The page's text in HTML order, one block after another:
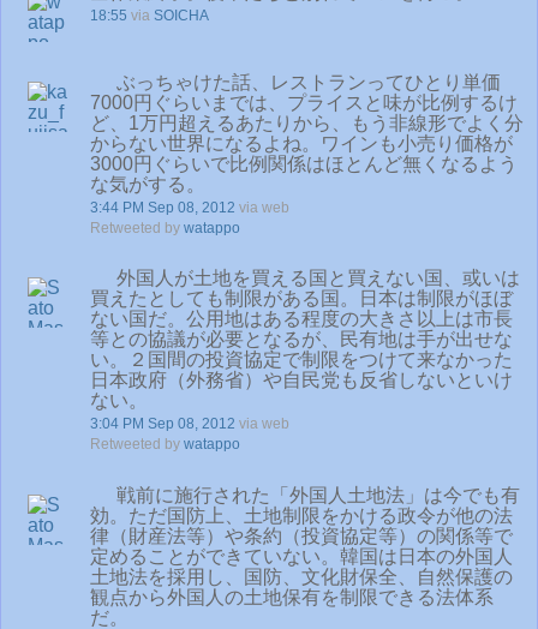
18:55 via SOICHA
ぶっちゃけた話、レストランってひとり単価
7000円ぐらいまでは、プライスと味が比例するけ
ど、1万円超えるあたりから、もう非線形でよく分
からない世界になるよね。ワインも小売り価格が
3000円ぐらいで比例関係はほとんど無くなるよう
な気がする。
3:44 PM Sep 08, 2012 via web
Retweeted by watappo
外国人が土地を買える国と買えない国、或いは
買えたとしても制限がある国。日本は制限がほぼ
ない国だ。公用地はある程度の大きさ以上は市長
等との協議が必要となるが、民有地は手が出せな
い。２国間の投資協定で制限をつけて来なかった
日本政府（外務省）や自民党も反省しないといけ
ない。
3:04 PM Sep 08, 2012 via web
Retweeted by watappo
戦前に施行された「外国人土地法」は今でも有
効。ただ国防上、土地制限をかける政令が他の法
律（財産法等）や条約（投資協定等）の関係等で
定めることができていない。韓国は日本の外国人
土地法を採用し、国防、文化財保全、自然保護の
観点から外国人の土地保有を制限できる法体系
だ。